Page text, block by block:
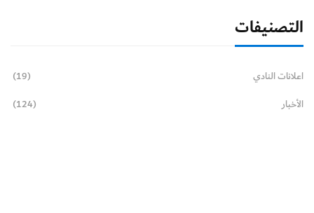
التصنيفات
اعلانات النادي
(19)
الأخبار
(124)